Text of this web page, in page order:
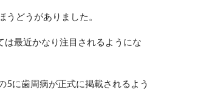
どうがありました。
最近かなり注目されるようにな
に歯周病が正式に掲載されるよう